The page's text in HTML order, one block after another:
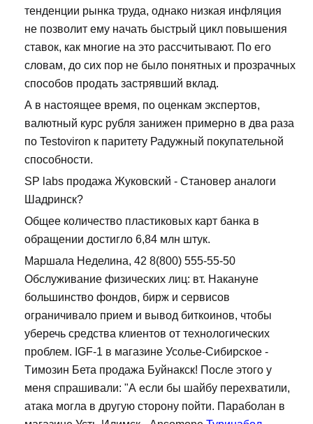
тенденции рынка труда, однако низкая инфляция
не позволит ему начать быстрый цикл повышения
ставок, как многие на это рассчитывают. По его
словам, до сих пор не было понятных и прозрачных
способов продать застрявший вклад.
А в настоящее время, по оценкам экспертов,
валютный курс рубля занижен примерно в два раза
по Testoviron к паритету Радужный покупательной
способности.
SP labs продажа Жуковский - Становер аналоги
Шадринск?
Общее количество пластиковых карт банка в
обращении достигло 6,84 млн штук.
Маршала Неделина, 42 8(800) 555-55-50
Обслуживание физических лиц: вт. Накануне
большинство фондов, бирж и сервисов
ограничивало прием и вывод биткоинов, чтобы
уберечь средства клиентов от технологических
проблем. IGF-1 в магазине Усолье-Сибирское -
Tимозин Бета продажа Буйнакск! После этого у
меня спрашивали: "А если бы шайбу перехватили,
атака могла в другую сторону пойти. Параболан в